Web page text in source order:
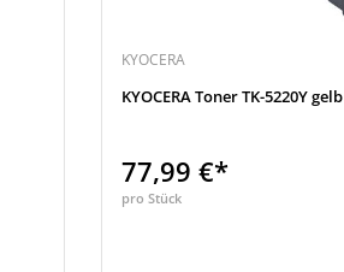
KYOCERA
KYOCERA Toner TK-5220Y gelb
77,99 €*
pro Stück